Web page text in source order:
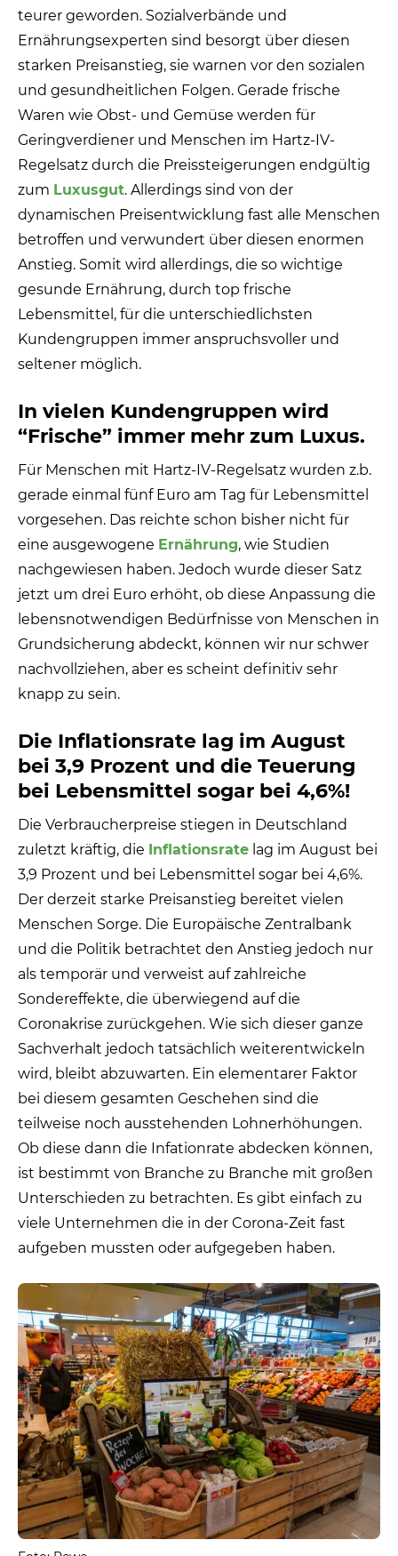
teurer geworden. Sozialverbände und
Ernährungsexperten sind besorgt über diesen
starken Preisanstieg, sie warnen vor den sozialen
und gesundheitlichen Folgen. Gerade frische
Waren wie Obst- und Gemüse werden für
Geringverdiener und Menschen im Hartz-IV-
Regelsatz durch die Preissteigerungen endgültig
zum Luxusgut. Allerdings sind von der
dynamischen Preisentwicklung fast alle Menschen
betroffen und verwundert über diesen enormen
Anstieg. Somit wird allerdings, die so wichtige
gesunde Ernährung, durch top frische
Lebensmittel, für die unterschiedlichsten
Kundengruppen immer anspruchsvoller und
seltener möglich.
In vielen Kundengruppen wird
“Frische” immer mehr zum Luxus.
Für Menschen mit Hartz-IV-Regelsatz wurden z.b.
gerade einmal fünf Euro am Tag für Lebensmittel
vorgesehen. Das reichte schon bisher nicht für
eine ausgewogene Ernährung, wie Studien
nachgewiesen haben. Jedoch wurde dieser Satz
jetzt um drei Euro erhöht, ob diese Anpassung die
lebensnotwendigen Bedürfnisse von Menschen in
Grundsicherung abdeckt, können wir nur schwer
nachvollziehen, aber es scheint definitiv sehr
knapp zu sein.
Die Inflationsrate lag im August
bei 3,9 Prozent und die Teuerung
bei Lebensmittel sogar bei 4,6%!
Die Verbraucherpreise stiegen in Deutschland
zuletzt kräftig, die Inflationsrate lag im August bei
3,9 Prozent und bei Lebensmittel sogar bei 4,6%.
Der derzeit starke Preisanstieg bereitet vielen
Menschen Sorge. Die Europäische Zentralbank
und die Politik betrachtet den Anstieg jedoch nur
als temporär und verweist auf zahlreiche
Sondereffekte, die überwiegend auf die
Coronakrise zurückgehen. Wie sich dieser ganze
Sachverhalt jedoch tatsächlich weiterentwickeln
wird, bleibt abzuwarten. Ein elementarer Faktor
bei diesem gesamten Geschehen sind die
teilweise noch ausstehenden Lohnerhöhungen.
Ob diese dann die Infationrate abdecken können,
ist bestimmt von Branche zu Branche mit großen
Unterschieden zu betrachten. Es gibt einfach zu
viele Unternehmen die in der Corona-Zeit fast
aufgeben mussten oder aufgegeben haben.